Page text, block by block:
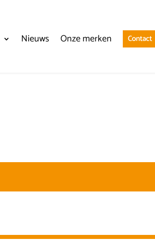
Nieuws Onze merken Contact